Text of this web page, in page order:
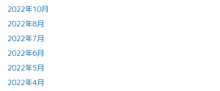
2022年10月
2022年8月
2022年7月
2022年6月
2022年5月
2022年4月